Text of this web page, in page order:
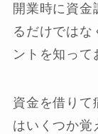
開業時に資金
るだけではな
ントを知って
資金を借りて
はいくつか覚